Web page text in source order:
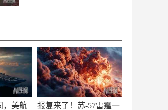
，美航
报复来了！苏-57雷霆一